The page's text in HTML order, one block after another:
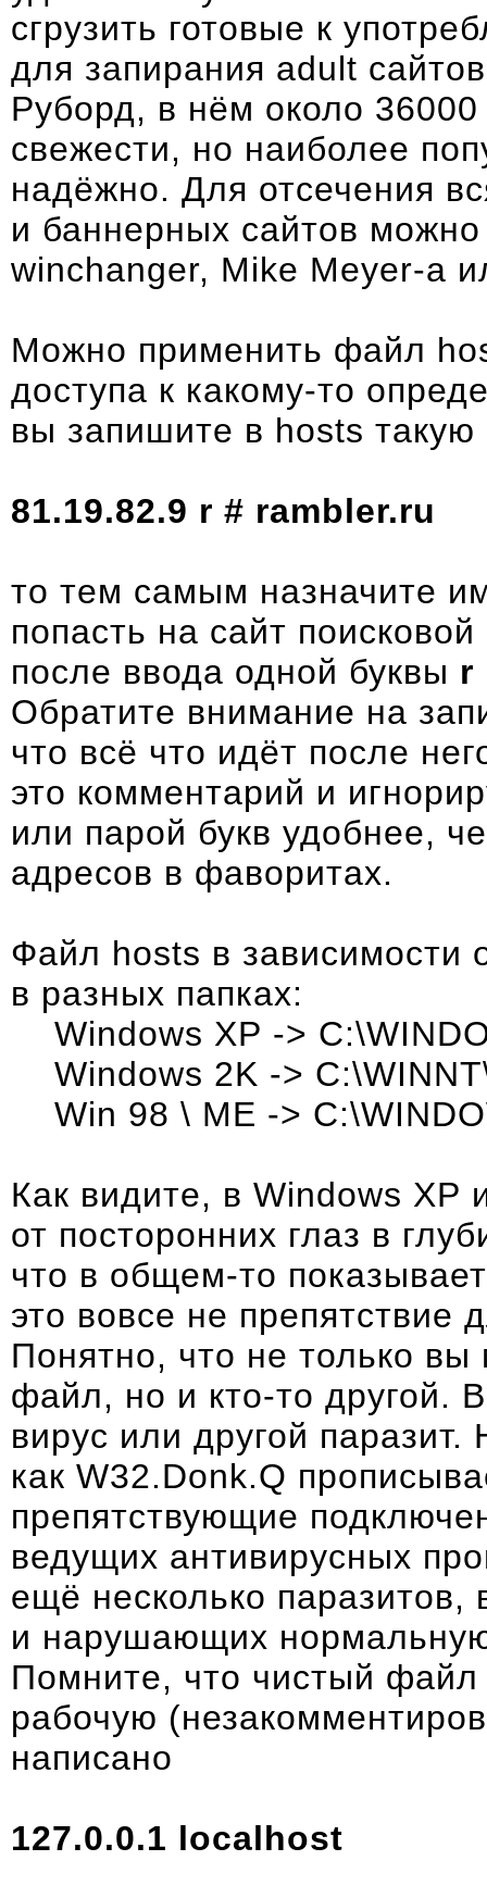
сгрузить готовые к
для запирания adult
Руборд, в нём около
свежести, но наиболее
надёжно. Для отсечения
и баннерных сайтов
winchanger, Mike Meyer-а
Можно применить файл
доступа к какому-то
вы запишите в hosts такую
81.19.82.9 r # rambler.ru
то тем самым назначите
попасть на сайт
после ввода одной буквы r
Обратите внимание на
что всё что идёт после
это комментарий и
или парой букв удобнее,
адресов в фаворитах.
Файл hosts в зависимости
в разных папках:
Windows XP ->
Windows 2K ->
Win 98 \ ME ->
Как видите, в Windows XP
от посторонних глаз в
что в общем-то
это вовсе не
Понятно, что не только
файл, но и кто-то другой.
вирус или другой
как W32.Donk.Q
препятствующие
ведущих антивирусных
ещё несколько
и нарушающих
Помните, что чистый
рабочую
написано
127.0.0.1 localhost